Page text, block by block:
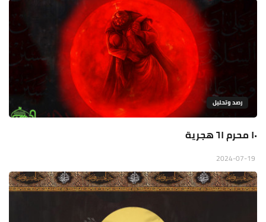
رصد وتحليل
١٠ محرم ٦١ هجرية